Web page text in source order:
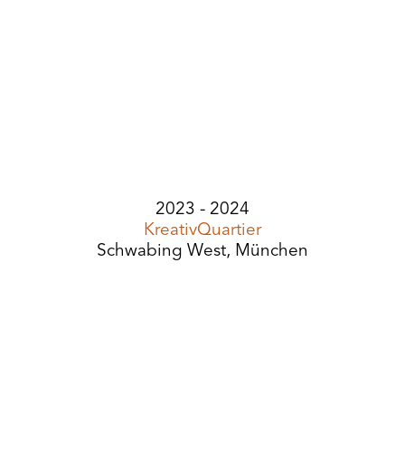
2023 - 2024
KreativQuartier
Schwabing West, München